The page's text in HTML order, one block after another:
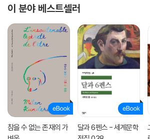
자, 사회 비판에 이르기까지 많은 요소를 두루 담고
봉사대』는 진정한 대가의 면모를 엿볼 수 있는 걸작
해외 서평
유머와 풍자로 가득하고, 경박한 도덕심과 이데올
는 혜안이 두드러진 소설.
_ 뉴욕 타임스
마리오 바르가스 요사는 우리 시대 최고의 스토리
뷴
이 분야 베스트셀러
참을 수 없는 존재의 가
달과 6펜스 - 세계문학